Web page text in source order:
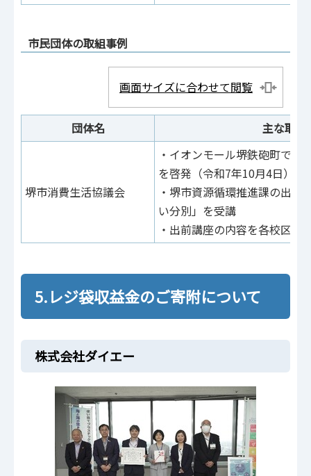
市民団体の取組事例
画面サイズに合わせて閲覧
団体名 主な取組
堺市消費生活協議会
・イオンモール堺鉄砲町で使
を啓発（令和7年10月4日）
・堺市資源循環推進課の出前
い分別」を受講
・出前講座の内容を各校区の
5.レジ袋収益金のご寄附について
株式会社ダイエー